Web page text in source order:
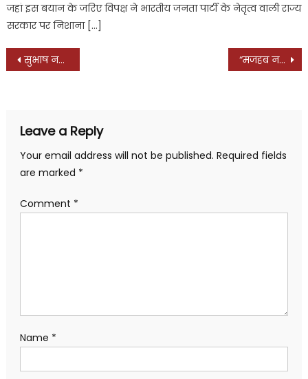
जहां इस बयान के जरिए विपक्ष ने भारतीय जनता पार्टी के नेतृत्व वाली राज्य
सरकार पर निशाना […]
Post
सुभाष नगर में गुरु नानक देव जी की जयंती पर अद्भुत उत्सव, डॉ. अनीस बेग ने की मेजबानी, नगर कीर्तन का हुआ भव्य स्वागत “मजहब नहीं, मोहब्बत सिखाते हैं डॉक्टर अनीस बेग”, सपा प्रवक्ता भाटी भी हुए मुरीद, बोले – हर धर्म के साथ खड़े रहते हैं डॉक्टर बेग, हमें ऐसे नेताओं को ही तो राजनीति में आगे लाना चाहिए, पढ़ें और क्या-क्या बोले सपा के राष्ट्रीय प्रवक्ता राजकुमार भाटी
Leave a Reply
Your email address will not be published. Required fields
are marked *
Comment *
Name *